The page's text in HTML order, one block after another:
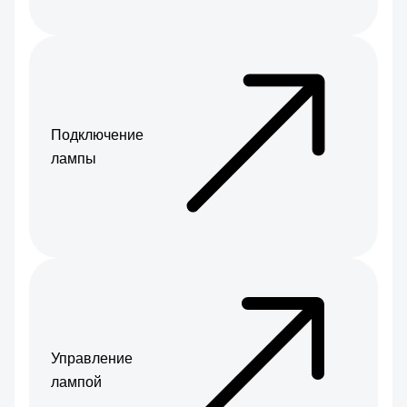
Подключение
лампы
Управление
лампой